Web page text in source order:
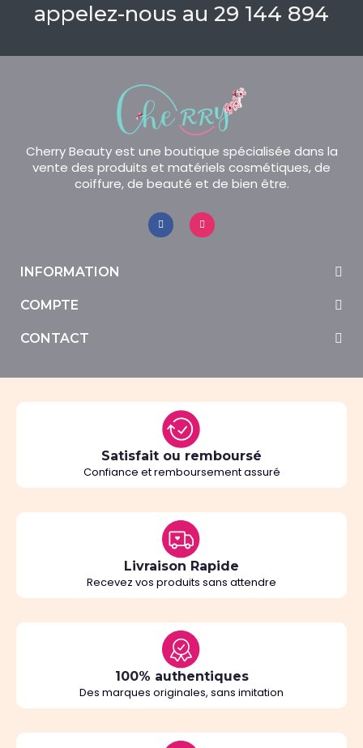
appelez-nous au 29 144 894
Cherry Beauty est une boutique spécialisée dans la
vente des produits et matériels cosmétiques, de
coiffure, de beauté et de bien être.
INFORMATION
COMPTE
CONTACT
Satisfait ou remboursé
Confiance et remboursement assuré
Livraison Rapide
Recevez vos produits sans attendre
100% authentiques
Des marques originales, sans imitation